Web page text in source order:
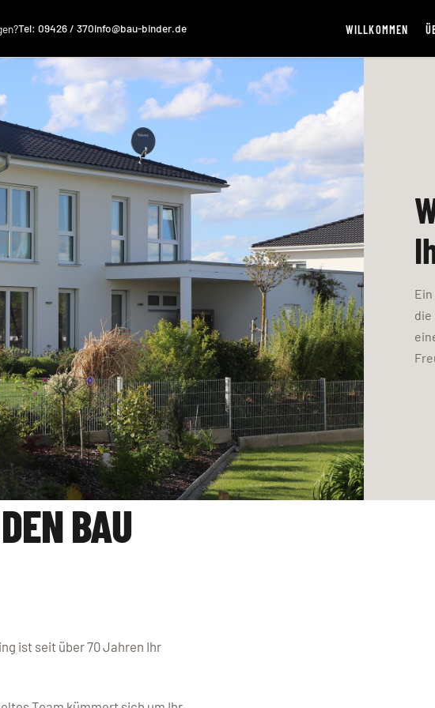
Tel: 09426 / 370info@bau-binder.de WILLKOMMEN
die
BAU
ist seit über 70 Jahren Ihr